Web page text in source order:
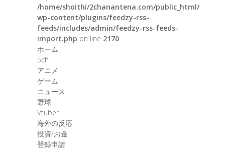
/home/shoithi/2chanantena.com/public_html/
wp-content/plugins/feedzy-rss-
feeds/includes/admin/feedzy-rss-feeds-
import.php on line 2170
ホーム
5ch
アニメ
ゲーム
ニュース
野球
Vtuber
海外の反応
投資/お金
登録申請